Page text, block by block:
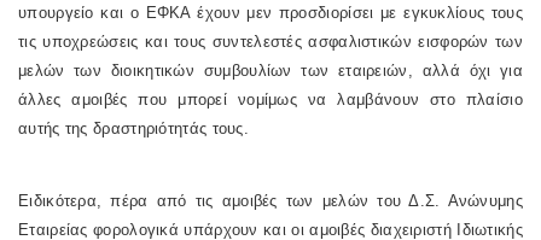
υπουργείο και ο ΕΦΚΑ έχουν μεν προσδιορίσει με εγκυκλίους τους
τις υποχρεώσεις και τους συντελεστές ασφαλιστικών εισφορών των
μελών των διοικητικών συμβουλίων των εταιρειών, αλλά όχι για
άλλες αμοιβές που μπορεί νομίμως να λαμβάνουν στο πλαίσιο
αυτής της δραστηριότητάς τους.
Ειδικότερα, πέρα από τις αμοιβές των μελών του Δ.Σ. Ανώνυμης
Εταιρείας φορολογικά υπάρχουν και οι αμοιβές διαχειριστή Ιδιωτικής